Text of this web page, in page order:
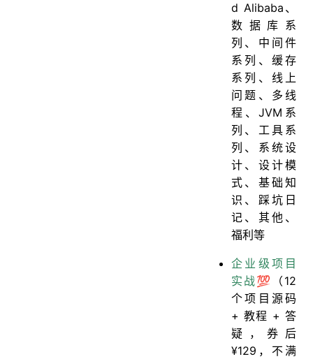
d Alibaba、
数据库系
列、中间件
系列、缓存
系列、线上
问题、多线
程、JVM系
列、工具系
列、系统设
计、设计模
式、基础知
识、踩坑日
记、其他、
福利等
企业级项目
实战💯
（12
个项目源码
+ 教程 + 答
疑，券后
¥129，不满